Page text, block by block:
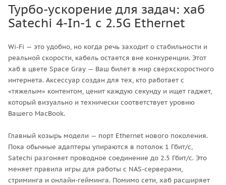
Турбо-ускорение для задач: хаб
Satechi 4-In-1 с 2.5G Ethernet
Wi-Fi — это удобно, но когда речь заходит о стабильности и
реальной скорости, кабель остается вне конкуренции. Этот
хаб в цвете Space Gray — Ваш билет в мир сверхскоростного
интернета. Аксессуар создан для тех, кто работает с
«тяжелым» контентом, ценит каждую секунду и ищет гаджет,
который визуально и технически соответствует уровню
Вашего MacBook.
Главный козырь модели — порт Ethernet нового поколения.
Пока обычные адаптеры упираются в потолок 1 Гбит/с,
Satechi разгоняет проводное соединение до 2.5 Гбит/с. Это
меняет правила игры для работы с NAS-серверами,
стриминга и онлайн-гейминга. Помимо сети, хаб расширяет